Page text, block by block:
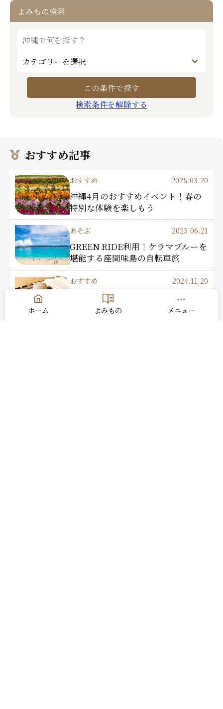
よみもの検索
検索条件を解除する
おすすめ記事
おすすめ 2025.03.20
沖縄4月のおすすめイベント！春の
特別な体験を楽しもう
あそぶ 2025.06.21
GREEN RIDE利用！ケラマブルーを
堪能する座間味島の自転車旅
おすすめ 2024.11.20
沖縄旅行におすすめ！持ち物チェッ
クリスト：忘れ物ゼロで楽しむ旅へ
ホーム よみもの メニュー